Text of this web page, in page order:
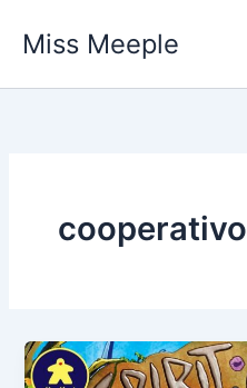
Miss Meeple
cooperativo